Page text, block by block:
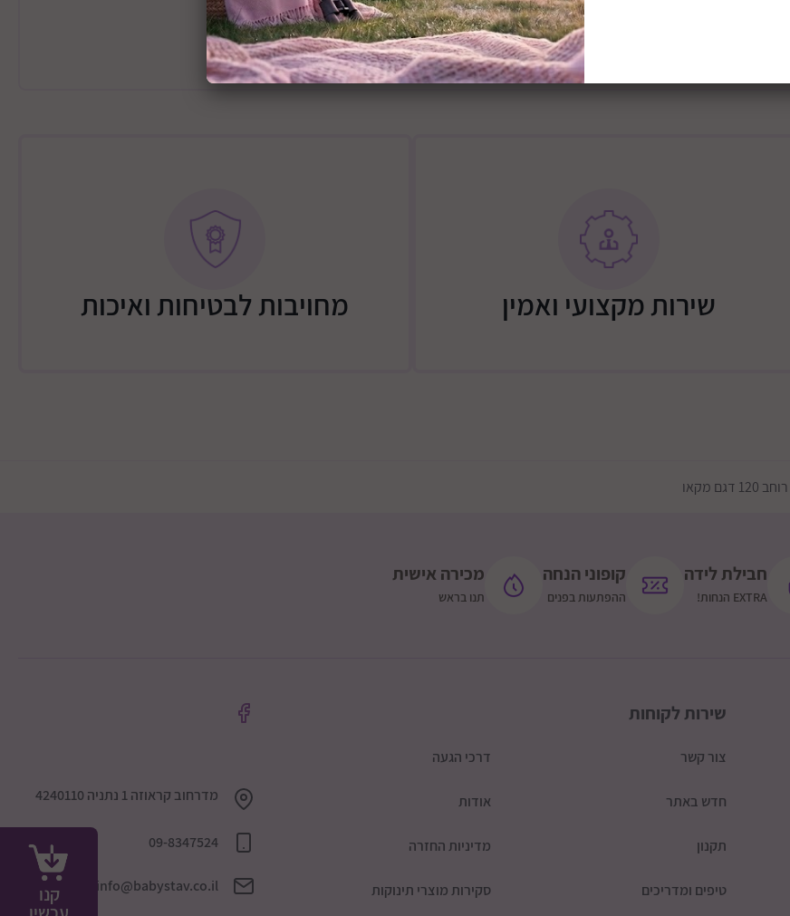
קנו
מידה כללית: רוחב: 120 | עומק: 60 | גובה: 212 ס"מ
מזרחית לירושלים- עד מעלה אדומים
שירות מקצועי ואמין מחויבות לבטיחות ואיכות
חבילת לידה
EXTRA הנחות!
קופוני הנחה
ההפתעות בפנים
מכירה אישית
תנו בראש
שירות לקוחות
צור קשר דרכי הגעה
חדש באתר אודות
תקנון מדיניות החזרה
טיפים ומדריכים סקירות מוצרי תינוקות
מדרחוב קראוזה 1 נתניה 4240110
09-8347524
info@babystav.co.il